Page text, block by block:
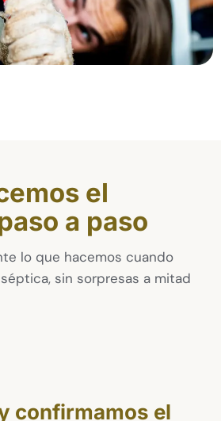
el
a paso
lo que hacemos cuando
sin sorpresas a mitad
confirmamos el